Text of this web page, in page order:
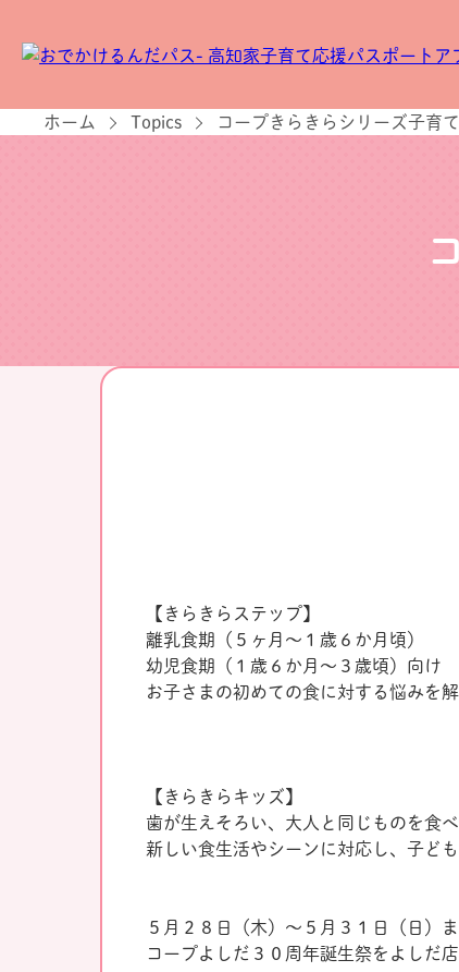
ホーム Topics コープきらきらシリーズ子育
【きらきらステップ】
離乳食期（５ヶ月～１歳６か月頃）
幼児食期（１歳６か月～３歳頃）向け
お子さまの初めての食に対する悩みを
【きらきらキッズ】
歯が生えそろい、大人と同じものを食
新しい食生活やシーンに対応し、子ど
５月２８日（木）～５月３１日（日）
コープよしだ３０周年誕生祭をよしだ